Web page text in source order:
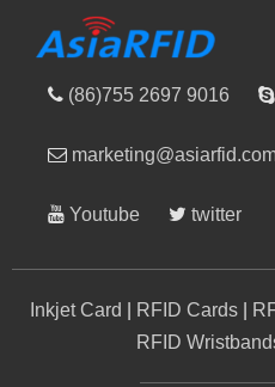
(86)755 2697 9016
Youtube twitter
Inkjet Card RFID Cards|
RFID